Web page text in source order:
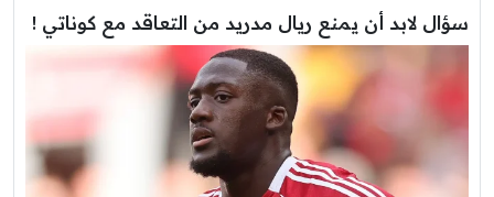
سؤال لابد أن يمنع ريال مدريد من التعاقد مع كوناتي !